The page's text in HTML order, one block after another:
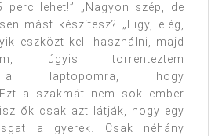
perc lehet!” „Nagyon szép, de
mást készítesz? „Figy, elég,
eszközt kell használni, majd
úgyis torrenteztem
a laptopomra, hogy
a szakmát nem sok ember
ők csak azt látják, hogy egy
a gyerek. Csak néhány